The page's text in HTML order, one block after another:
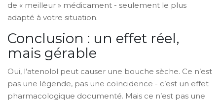
de « meilleur » médicament - seulement le plus
adapté à votre situation.
Conclusion : un effet réel,
mais gérable
Oui, l’atenolol peut causer une bouche sèche. Ce n’est
pas une légende, pas une coïncidence - c’est un effet
pharmacologique documenté. Mais ce n’est pas une